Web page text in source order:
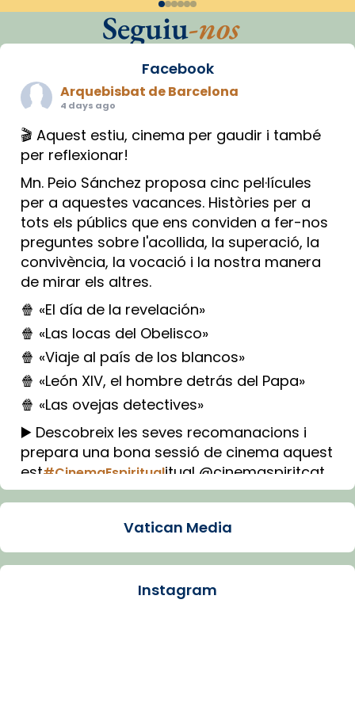
Seguiu-nos
Facebook
Arquebisbat de Barcelona
4 days ago
🎬 Aquest estiu, cinema per gaudir i també
per reflexionar!
Mn. Peio Sánchez proposa cinc pel·lícules
per a aquestes vacances. Històries per a
tots els públics que ens conviden a fer-nos
preguntes sobre l'acollida, la superació, la
convivència, la vocació i la nostra manera
de mirar els altres.
🍿 «El día de la revelación»
🍿 «Las locas del Obelisco»
🍿 «Viaje al país de los blancos»
🍿 «León XIV, el hombre detrás del Papa»
🍿 «Las ovejas detectives»
▶️ Descobreix les seves recomanacions i
prepara una bona sessió de cinema aquest
est#CinemaEspiritualitual @cinemaspiritcat
Imatge: Generada amb IA (OpenAI)
Arquebisbat de Barcelona
Vatican Media
Instagram